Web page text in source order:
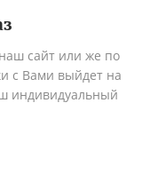
сайт или же по
с Вами выйдет на
индивидуальный